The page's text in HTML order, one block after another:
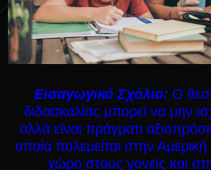
Eισαγωγικό Σχόλιο: Ο
διδασκαλίας μπορεί να μην
αλλά είναι πράγματι
οποία πολεμείται στην Αμερική
χώρο στους γονείς και